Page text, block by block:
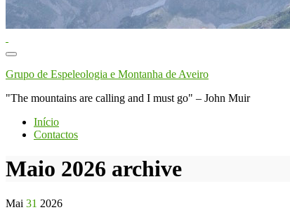
Toggle
navigation
Grupo de Espeleologia e Montanha de Aveiro
"The mountains are calling and I must go" – John Muir
Início
Contactos
Maio 2026 archive
Mai 31 2026